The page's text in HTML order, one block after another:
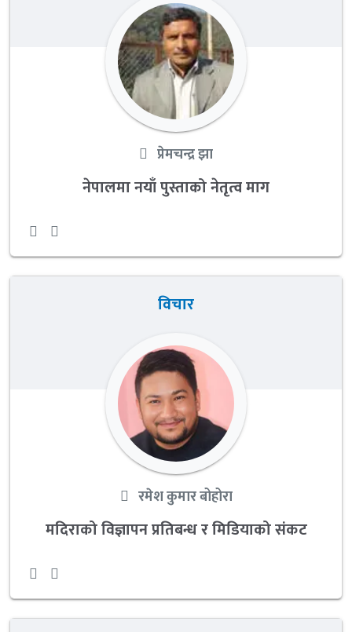
प्रेमचन्द्र झा
नेपालमा नयाँ पुस्ताको नेतृत्व माग
विचार
रमेश कुमार बोहोरा
मदिराको विज्ञापन प्रतिबन्ध र मिडियाको संकट